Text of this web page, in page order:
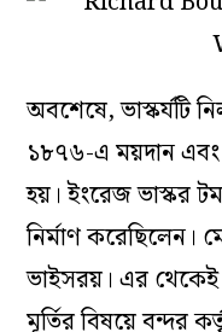
অবশেষে, ভাস্কর্যটি
১৮৭৬-এ ময়দান এবং
হয়। ইংরেজ ভাস্কর
নির্মাণ করেছিলেন।
ভাইসরয়। এর
মূর্তির বিষয়ে বন্দর